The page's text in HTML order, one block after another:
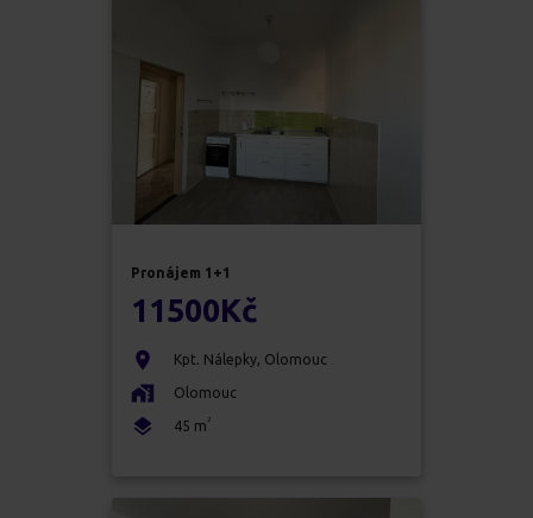
Pronájem 1+1
11500Kč
Kpt. Nálepky, Olomouc
Olomouc
45 m 2